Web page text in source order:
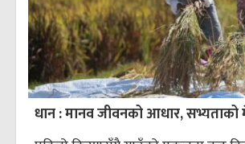
धान : मानव जीवनको आधार,